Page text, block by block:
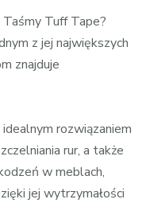
Tuff Tape?
z jej największych
znajduje
rozwiązaniem
rur, a także
w meblach,
jej wytrzymałości